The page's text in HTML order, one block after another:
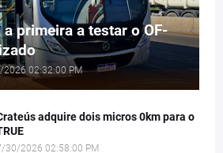
primeira a testar o OF-
02:32:00 PM
adquire dois micros 0km para o
30/2026 02:58:00 PM